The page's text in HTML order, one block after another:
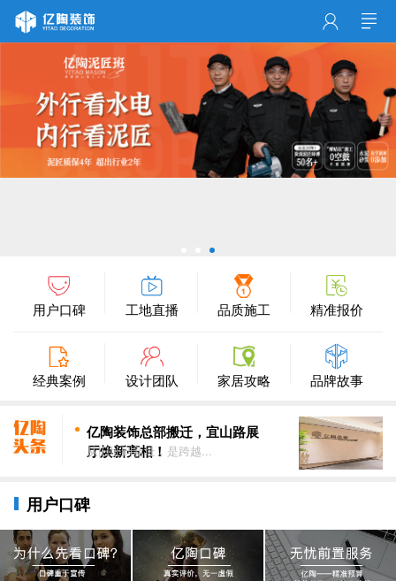
用户口碑 工地直播 品质施工 精准报价
经典案例 设计团队 家居攻略 品牌故事
亿陶装饰总部搬迁，宜山路展
厅焕新亮相！
从旧址到新址，是跨越...
用户口碑